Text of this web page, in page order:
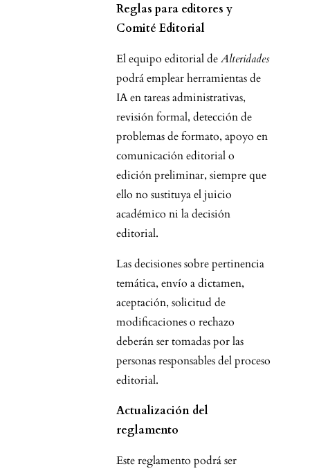
Reglas para editores y
Comité Editorial
El equipo editorial deAlteridades
podrá emplear herramientas de
IA en tareas administrativas,
revisión formal, detección de
problemas de formato, apoyo en
comunicación editorial o
edición preliminar, siempre que
ello no sustituya el juicio
académico ni la decisión
editorial.
Las decisiones sobre pertinencia
temática, envío a dictamen,
aceptación, solicitud de
modificaciones o rechazo
deberán ser tomadas por las
personas responsables del proceso
editorial.
Actualización del
reglamento
Este reglamento podrá ser